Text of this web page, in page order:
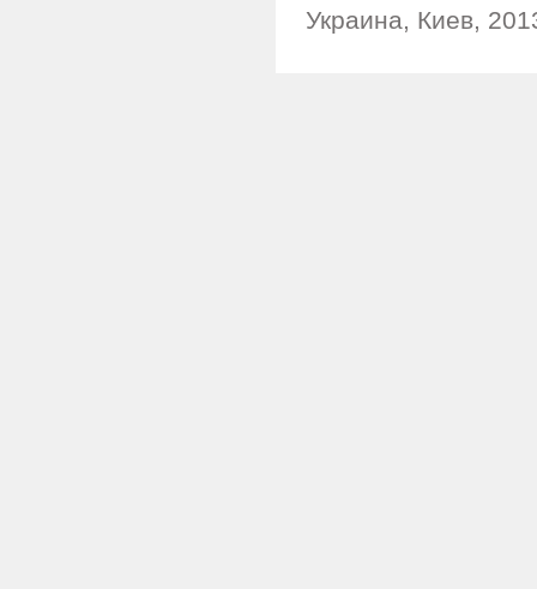
Украина, Киев,